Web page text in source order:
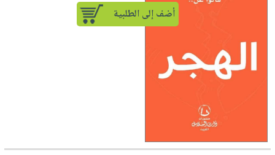
أضف إلى الطلبية